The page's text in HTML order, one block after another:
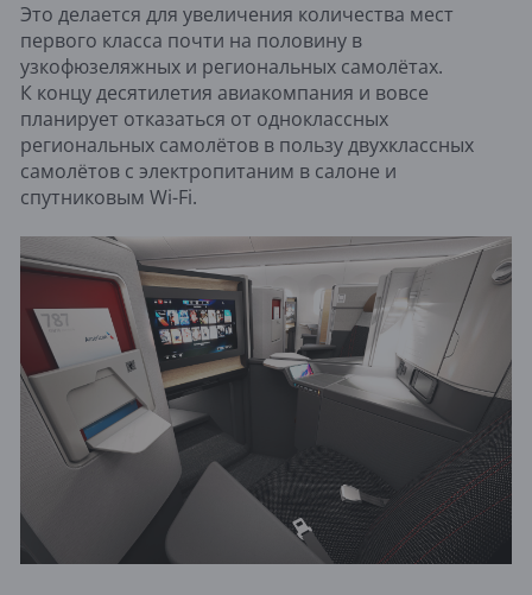
Это делается для увеличения количества мест
первого класса почти на половину в
узкофюзеляжных и региональных самолётах.
К концу десятилетия авиакомпания и вовсе
планирует отказаться от одноклассных
региональных самолётов в пользу двухклассных
самолётов с электропитаним в салоне и
спутниковым Wi-Fi.